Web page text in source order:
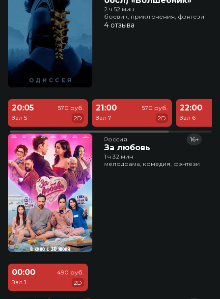
2 ч 52 мин
боевик, приключения, фэнтези
4 отзыва
20:05
Зал 5
570 руб.
2D
21:00
Зал 7
570 руб.
2D
22:00
Зал 6
Россия
За любовь
16+
1 ч 32 мин
мелодрама, комедия, фэнтези
00:00
Зал 1
490 руб.
2D